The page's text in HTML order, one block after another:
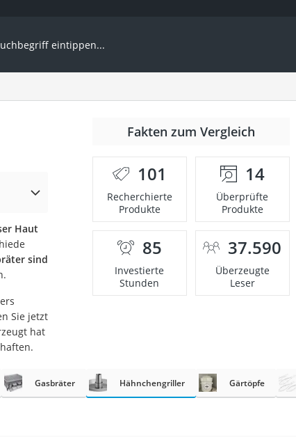
Haut
sind
Sie jetzt
hat
Fakten zum Vergleich
101
Recherchierte
Produkte
14
Überprüfte
Produkte
85
Investierte
Stunden
37.590
Überzeugte
Leser
Gasbräter Hähnchengriller Gärtöpfe